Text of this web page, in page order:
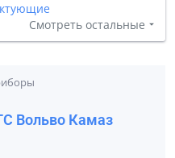
Смотреть остальные
Вольво Камаз